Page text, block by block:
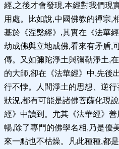
經,之後才會發現,本經對我們現
用處。比如說,中國佛教的禪宗,
基於《涅槃經》,其實在《法華
劫成佛與立地成佛,看來有矛盾,
傳。又如彌陀淨土與彌勒淨土,
的大師,卻在《法華經》中,先後
行不悖。人間淨土的思想、逆
狀況,都有可能是諸佛菩薩化現
經》中讀到。尤其《法華經》
暢,除了專門的佛學名相,乃是優
來一點也不枯燥。凡此種種,都